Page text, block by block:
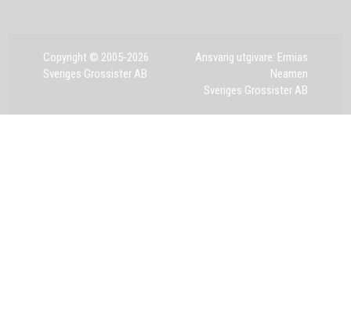
Copyright © 2005-2026
Sveriges Grossister AB
Ansvarig utgivare: Ermias
Neamen
Sveriges Grossister AB